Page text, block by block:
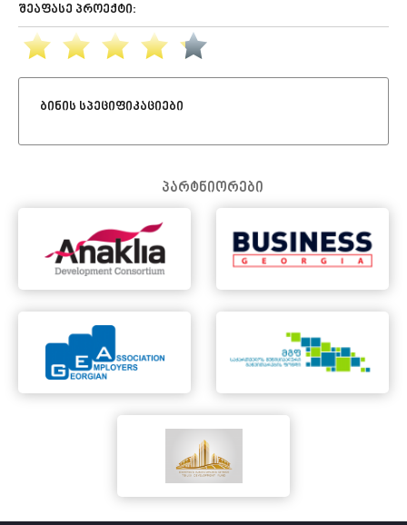
შეაფასე პროექტი:
ბინის სპეციფიკაციები
პარტნიორები